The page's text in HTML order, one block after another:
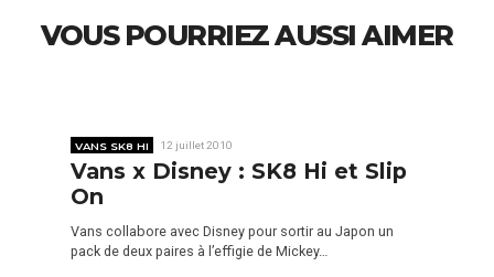
VOUS POURRIEZ AUSSI AIMER
VANS SK8 HI 12 juillet 2010
Vans x Disney : SK8 Hi et Slip
On
Vans collabore avec Disney pour sortir au Japon un
pack de deux paires à l’effigie de Mickey…